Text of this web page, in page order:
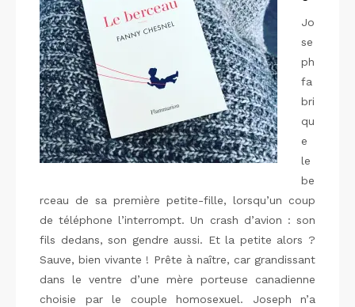
Jo
se
ph
fa
bri
qu
e
le
be
rceau de sa première petite-fille, lorsqu’un coup
de téléphone l’interrompt. Un crash d’avion : son
fils dedans, son gendre aussi. Et la petite alors ?
Sauve, bien vivante ! Prête à naître, car grandissant
dans le ventre d’une mère porteuse canadienne
choisie par le couple homosexuel. Joseph n’a